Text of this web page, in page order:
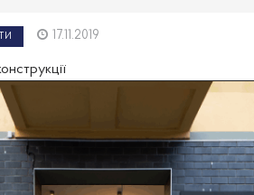
17.11.2019